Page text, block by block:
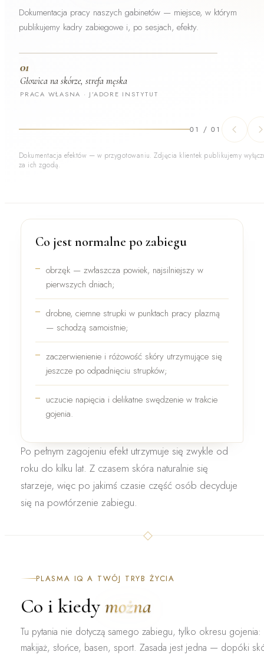
Dokumentacja pracy naszych gabinetów — miejsce, w którym
publikujemy kadry zabiegowe i, po sesjach, efekty.
01
Głowica na skórze, strefa męska
PRACA WŁASNA · J’ADORE INSTYTUT
01 / 01
Dokumentacja efektów — w przygotowaniu. Zdjęcia klientek publikujemy
za ich zgodą.
Co jest normalne po zabiegu
obrzęk— zwłaszcza powiek, najsilniejszy w
pierwszych dniach;
drobne, ciemne strupki w punktach pracy plazmą
— schodzą samoistnie;
zaczerwienienie i różowośćskóry utrzymujące się
jeszcze po odpadnięciu strupków;
uczucie napięcia i delikatne swędzenie w trakcie
gojenia.
Po pełnym zagojeniu efekt utrzymuje się zwykle od
roku do kilku lat. Z czasem skóra naturalnie się
starzeje, więc po jakimś czasie część osób decyduje
się na powtórzenie zabiegu.
PLASMA IQ A TWÓJ TRYB ŻYCIA
Co i kiedymożna
Tu pytania nie dotyczą samego zabiegu, tylko okresu gojenia:
makijaż, słońce, basen, sport. Zasada jest jedna — dopóki